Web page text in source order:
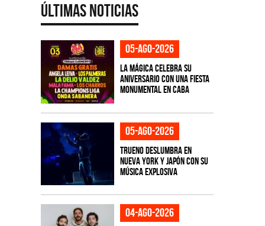
Últimas Noticias
05-ago-2026
La Mágica celebra su
aniversario con una fiesta
monumental en CABA
05-ago-2026
TRUENO deslumbra en
Nueva York y Japón con su
música explosiva
04-ago-2026